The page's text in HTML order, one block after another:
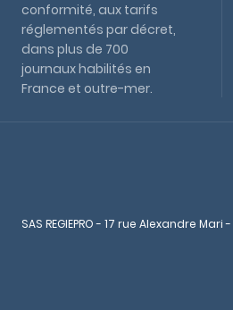
conformité, aux tarifs
réglementés par décret,
dans plus de 700
journaux habilités en
France et outre-mer.
SAS REGIEPRO - 17 rue Alexandre